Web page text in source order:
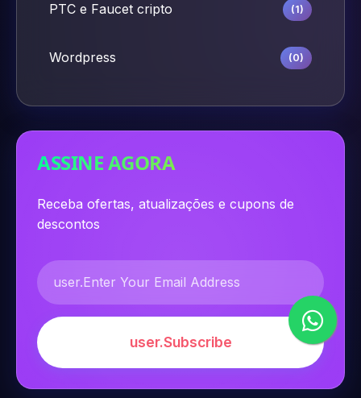
PTC e Faucet cripto (1)
Wordpress (0)
ASSINE AGORA
Receba ofertas, atualizações e cupons de
descontos
user.Subscribe